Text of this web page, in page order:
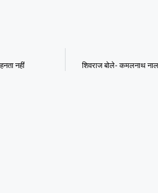
नहीं
शिवराज बोले- कमलनाथ